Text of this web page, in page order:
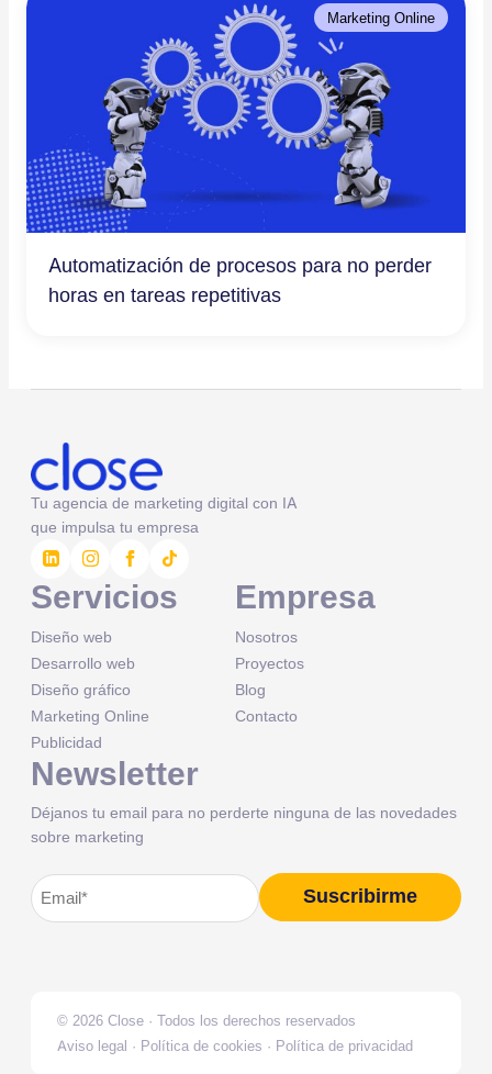
Marketing Online
Automatización de procesos para no perder
horas en tareas repetitivas
Tu agencia de marketing digital con IA
que impulsa tu empresa
Servicios
Diseño web
Desarrollo web
Diseño gráfico
Marketing Online
Publicidad
Empresa
Nosotros
Proyectos
Blog
Contacto
Newsletter
Déjanos tu email para no perderte ninguna de las novedades
sobre marketing
Correo
electrónico(Obligatorio)
Suscribirme
Alternative:
© 2026 Close · Todos los derechos reservados
Aviso legal · Política de cookies · Política de privacidad